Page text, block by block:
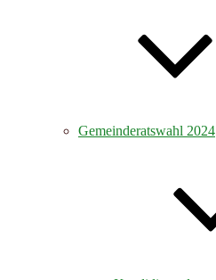
Gemeinderatswahl 2024